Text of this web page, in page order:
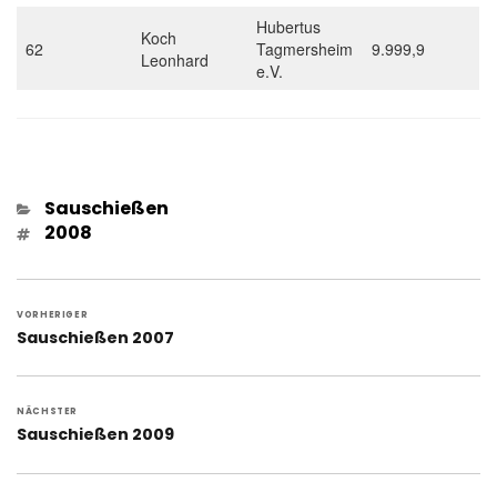
62
Koch
Leonhard
Hubertus
Tagmersheim
e.V.
9.999,9
Kategorien
Sauschießen
Schlagwörter
2008
VORHERIGER
Vorheriger
Sauschießen 2007
NÄCHSTER
Nächster
Sauschießen 2009